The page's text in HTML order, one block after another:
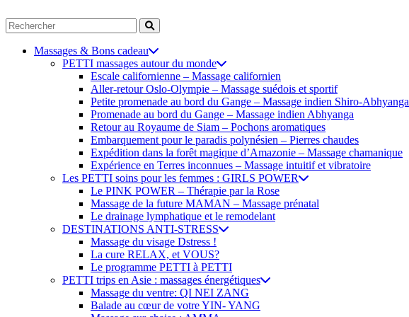
Massages & Bons cadeau
PETTI massages autour du monde
Escale californienne – Massage californien
Aller-retour Oslo-Olympie – Massage suédois et sportif
Petite promenade au bord du Gange – Massage indien Shiro-Abhyanga
Promenade au bord du Gange – Massage indien Abhyanga
Retour au Royaume de Siam – Pochons aromatiques
Embarquement pour le paradis polynésien – Pierres chaudes
Expédition dans la forêt magique d’Amazonie – Massage chamanique
Expérience en Terres inconnues – Massage intuitif et vibratoire
Les PETTI soins pour les femmes : GIRLS POWER
Le PINK POWER – Thérapie par la Rose
Massage de la future MAMAN – Massage prénatal
Le drainage lymphatique et le remodelant
DESTINATIONS ANTI-STRESS
Massage du visage Dstress !
La cure RELAX, et VOUS?
Le programme PETTI à PETTI
PETTI trips en Asie : massages énergétiques
Massage du ventre: QI NEI ZANG
Balade au cœur de votre YIN- YANG